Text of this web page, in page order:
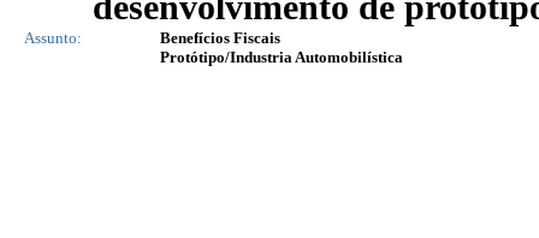
Assunto:
Benefícios Fiscais
Protótipo/Industria Automobilística